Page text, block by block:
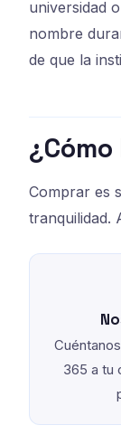
universidad
nombre
de que la
Comprar es
tranquilidad.
365 a tu